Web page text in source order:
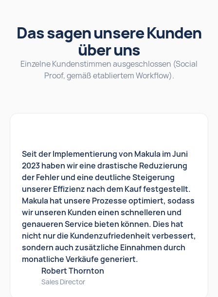
Das sagen unsere Kunden
über uns
Einzelne Kundenstimmen ausgeschlossen (Social
Proof, gemäß etabliertem Workflow).
Seit der Implementierung von Makula im Juni
2023 haben wir eine drastische Reduzierung
der Fehler und eine deutliche Steigerung
unserer Effizienz nach dem Kauf festgestellt.
Makula hat unsere Prozesse optimiert, sodass
wir unseren Kunden einen schnelleren und
genaueren Service bieten können. Dies hat
nicht nur die Kundenzufriedenheit verbessert,
sondern auch zusätzliche Einnahmen durch
monatliche Verkäufe generiert.
Robert Thornton
Sales Director